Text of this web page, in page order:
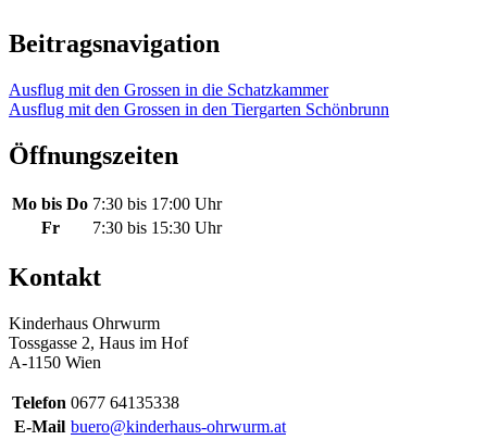
Beitragsnavigation
Ausflug mit den Grossen in die Schatzkammer
Ausflug mit den Grossen in den Tiergarten Schönbrunn
Öffnungszeiten
Mo bis Do 7:30 bis 17:00 Uhr
Fr
7:30 bis 15:30 Uhr
Kontakt
Kinderhaus Ohrwurm
Tossgasse 2, Haus im Hof
A-1150 Wien
Telefon 0677 64135338
E-Mail buero@kinderhaus-ohrwurm.at